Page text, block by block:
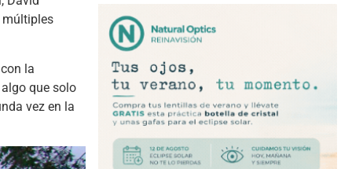
múltiples
la
que solo
vez en la